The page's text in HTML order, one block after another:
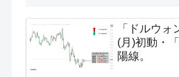
「ドルウォ
(月)初動・
陽線。